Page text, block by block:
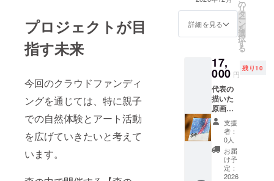
プロジェクトが目
指す未来
今回のクラウドファンディ
ングを通じては、特に親子
での自然体験とアート活動
を広げていきたいと考えて
います。
の首飾
お子様
分しか
材料
費、保
険込み
神奈川
県伊勢
原市某
所まで
の 交通
費は含
まれま
せん。
また、
ものではありま
せん。 送付しま
すので、住所、
詳細を見る
の
リ
タ
ー
ン
を
選
択
す
る
17,
000 円
残り10
代表の
描いた
原画
（版権
はつい
てはい
ませ
ん、商
業利用
や転売
支援
者：
0人
お届
け予
定：
2026